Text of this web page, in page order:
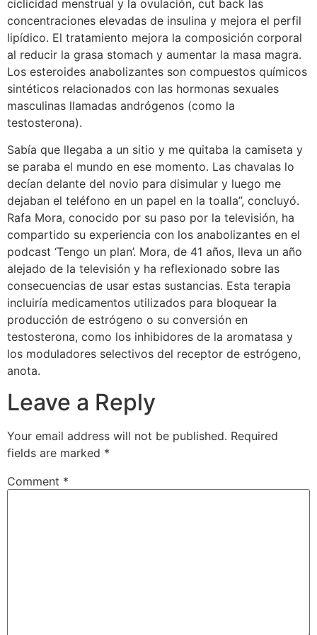
ciclicidad menstrual y la ovulación, cut back las
concentraciones elevadas de insulina y mejora el perfil
lipídico. El tratamiento mejora la composición corporal
al reducir la grasa stomach y aumentar la masa magra.
Los esteroides anabolizantes son compuestos químicos
sintéticos relacionados con las hormonas sexuales
masculinas llamadas andrógenos (como la
testosterona).
Sabía que llegaba a un sitio y me quitaba la camiseta y
se paraba el mundo en ese momento. Las chavalas lo
decían delante del novio para disimular y luego me
dejaban el teléfono en un papel en la toalla”, concluyó.
Rafa Mora, conocido por su paso por la televisión, ha
compartido su experiencia con los anabolizantes en el
podcast ‘Tengo un plan’. Mora, de 41 años, lleva un año
alejado de la televisión y ha reflexionado sobre las
consecuencias de usar estas sustancias. Esta terapia
incluiría medicamentos utilizados para bloquear la
producción de estrógeno o su conversión en
testosterona, como los inhibidores de la aromatasa y
los moduladores selectivos del receptor de estrógeno,
anota.
Leave a Reply
Your email address will not be published. Required
fields are marked *
Comment *